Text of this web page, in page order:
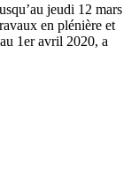
jeudi 12 mars
en plénière et
1er avril 2020, a